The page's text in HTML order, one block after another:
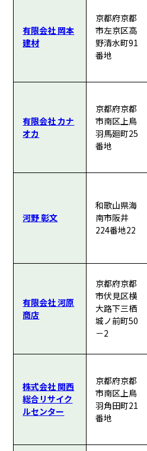
有限会社 岡本
建材
京都府京都
市左京区高
野清水町91
番地
有限会社 カナ
オカ
京都府京都
市南区上鳥
羽馬廻町25
番地
河野 彰文
和歌山県海
南市阪井
224番地22
有限会社 河原
商店
京都府京都
市伏見区横
大路下三栖
城ノ前町50
－2
株式会社 関西
総合リサイク
ルセンター
京都府京都
市南区上鳥
羽角田町21
番地